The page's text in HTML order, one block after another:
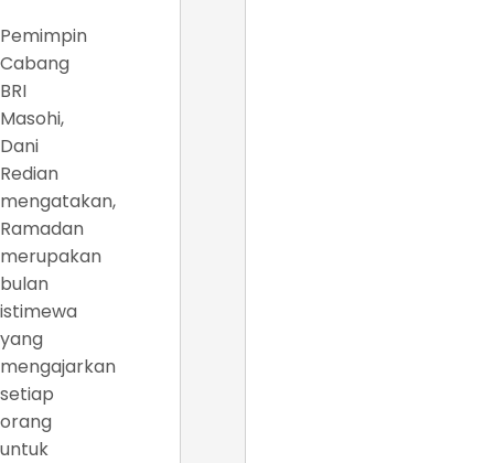
Pemimpin
Cabang
BRI
Masohi,
Dani
Redian
mengatakan,
Ramadan
merupakan
bulan
istimewa
yang
mengajarkan
setiap
orang
untuk